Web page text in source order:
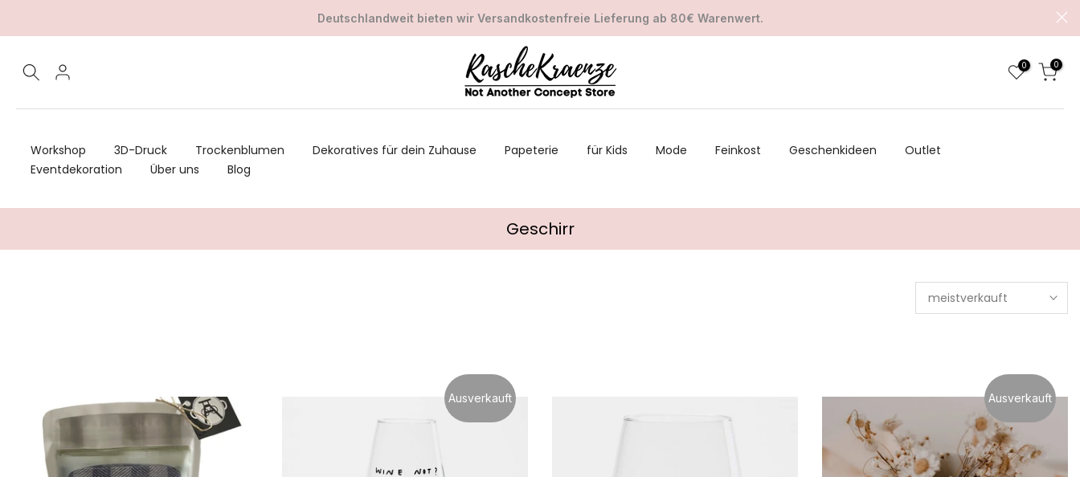
Inhalt
springen
Deutschlandweit bieten wir Versandkostenfreie Lieferung ab 80€ Warenwert.
0 0
Workshop 3D-Druck Trockenblumen Dekoratives für dein Zuhause Papeterie für Kids Mode Feinkost Geschenkideen
Outlet
Eventdekoration
Über uns Blog
Geschirr
meistverkauft
Ausverkauft Ausverkauft